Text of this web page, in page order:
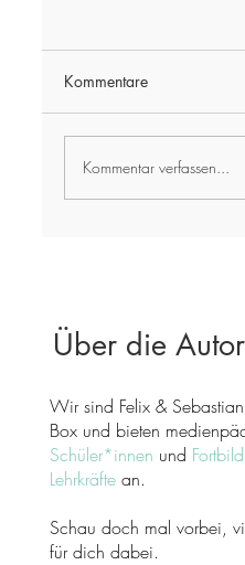
Kommentare
Kommentar verfassen...
Über die
Wir sind Felix &
Box und bieten
Schüler*innen und
Lehrkräftean.
Schau doch mal vorbei,
für dich dabei.